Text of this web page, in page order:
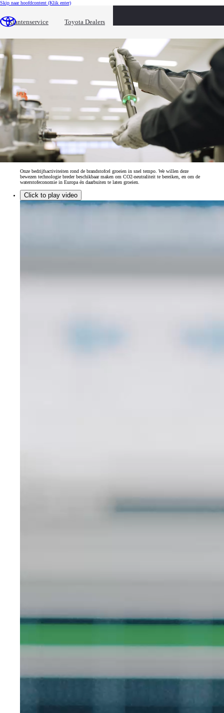
Skip naar hoofdcontent (Klik enter)
Klantenservice Toyota Dealers
Toyota Brandstofcel
Onze bedrijfsactiviteiten rond de brandstofcel groeien in snel tempo. We willen deze
bewezen technologie breder beschikbaar maken om CO2-neutraliteit te bereiken, en om de
waterstofeconomie in Europa én daarbuiten te laten groeien.
Click to play video